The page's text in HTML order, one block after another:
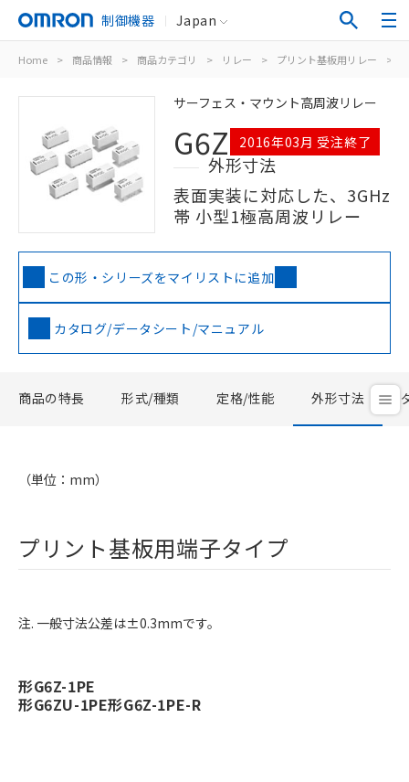
制御機器 Japan
Home > 商品情報 > 商品カテゴリ > リレー > プリント基板用リレー >
サーフェス・マウント高周波リレー
G6Z 2016年03月 受注終了
外形寸法
表面実装に対応した、3GHz
帯 小型1極高周波リレー
この形・シリーズをマイリストに追加
カタログ/データシート/マニュアル
商品の特長 形式/種類 定格/性能 外形寸法
（単位：mm）
プリント基板用端子タイプ
注. 一般寸法公差は±0.3mmです。
形G6Z-1PE
形G6ZU-1PE形G6Z-1PE-R